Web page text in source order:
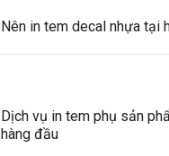
Nên in tem decal nhựa tại
Dịch vụ in tem phụ sản
hàng đầu